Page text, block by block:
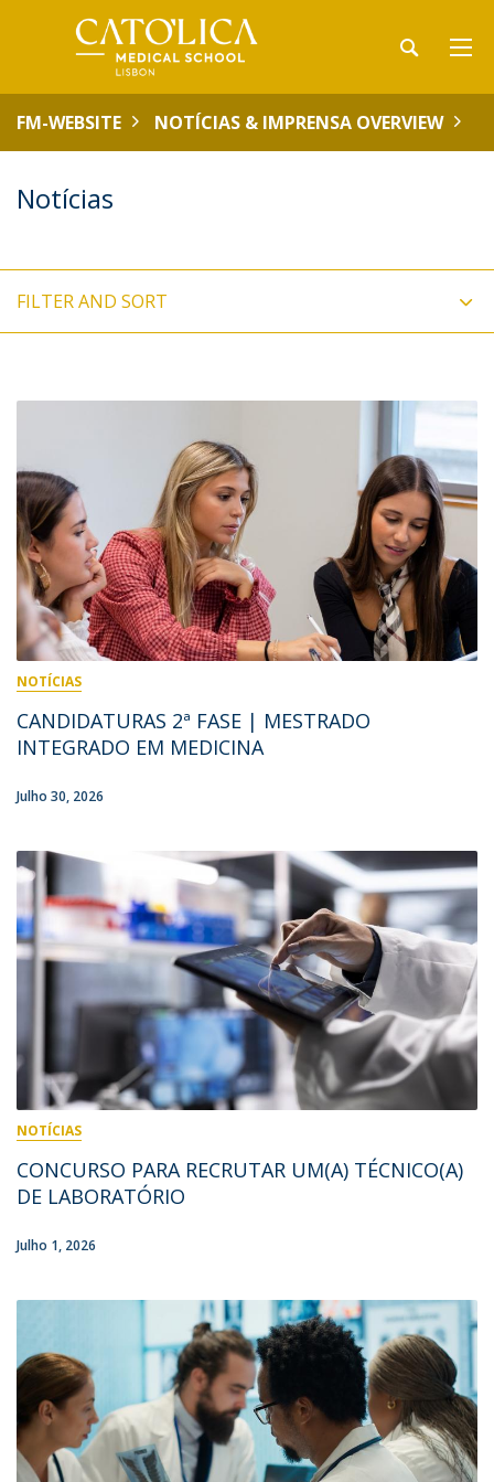
FM-WEBSITE NOTÍCIAS & IMPRENSA OVERVIEW
Notícias
FILTER AND SORT
NOTÍCIAS
CANDIDATURAS 2ª FASE | MESTRADO
INTEGRADO EM MEDICINA
Julho 30, 2026
NOTÍCIAS
CONCURSO PARA RECRUTAR UM(A) TÉCNICO(A)
DE LABORATÓRIO
Julho 1, 2026